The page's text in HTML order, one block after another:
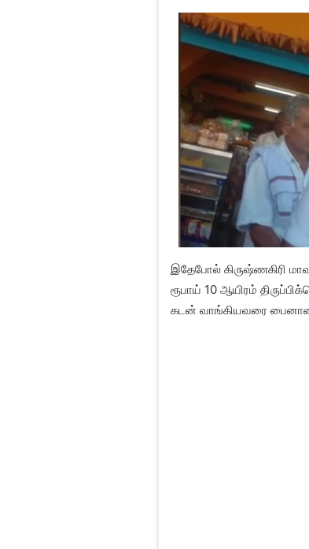
இதேபோல் கிருஷ்ணகிரி
ரூபாய் 10 ஆயிரம்
கடன் வாங்கியவரை